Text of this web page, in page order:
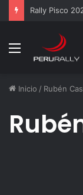
Rally Pisco
Menú
Inicio / Rubén